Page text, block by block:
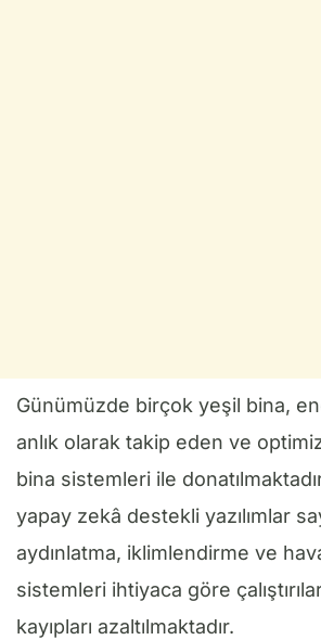
Günümüzde birçok yeşil bina,
anlık olarak takip eden ve
bina sistemleri ile
yapay zekâ destekli yazılımlar
aydınlatma, iklimlendirme ve
sistemleri ihtiyaca göre
kayıpları azaltılmaktadır.